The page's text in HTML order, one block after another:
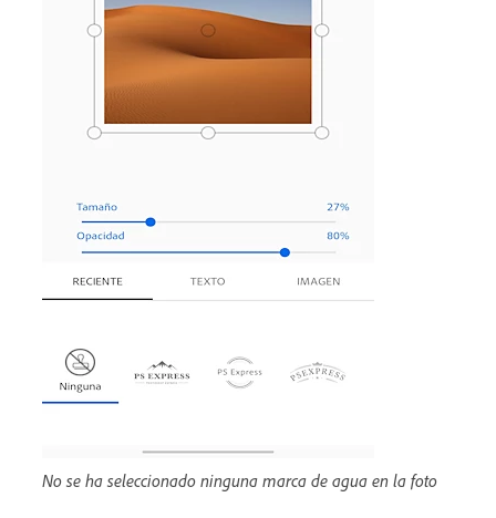
No se ha seleccionado ninguna marca de agua en la foto